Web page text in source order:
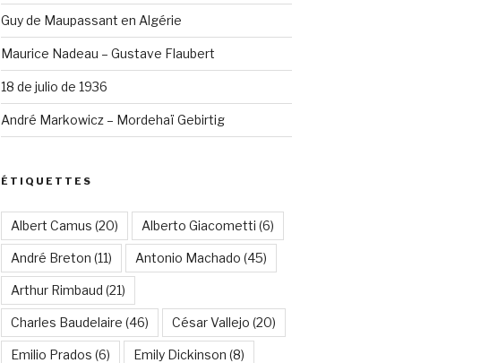
Guy de Maupassant en Algérie
Maurice Nadeau – Gustave Flaubert
18 de julio de 1936
André Markowicz – Mordehaï Gebirtig
ÉTIQUETTES
Albert Camus (20) Alberto Giacometti (6)
André Breton (11) Antonio Machado (45)
Arthur Rimbaud (21)
Charles Baudelaire (46) César Vallejo (20)
Emilio Prados (6) Emily Dickinson (8)